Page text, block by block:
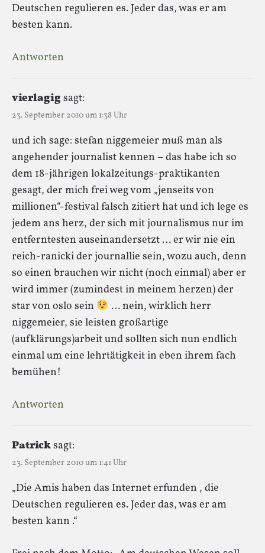
Deutschen regulieren es. Jeder das, was er am
besten kann.
Antworten
vierlagigsagt:
23. September 2010 um 1:38 Uhr
und ich sage: stefan niggemeier muß man als
angehender journalist kennen – das habe ich so
dem 18-jährigen lokalzeitungs-praktikanten
gesagt, der mich frei weg vom „jenseits von
millionen“-festival falsch zitiert hat und ich lege es
jedem ans herz, der sich mit journalismus nur im
entferntesten auseinandersetzt … er wir nie ein
reich-ranicki der journallie sein, wozu auch, denn
so einen brauchen wir nicht (noch einmal) aber er
wird immer (zumindest in meinem herzen) der
star von oslo sein
… nein, wirklich herr
niggemeier, sie leisten großartige
(aufklärungs)arbeit und sollten sich nun endlich
einmal um eine lehrtätigkeit in eben ihrem fach
bemühen!
Antworten
Patricksagt:
23. September 2010 um 1:41 Uhr
„Die Amis haben das Internet erfunden , die
Deutschen regulieren es. Jeder das, was er am
besten kann .“